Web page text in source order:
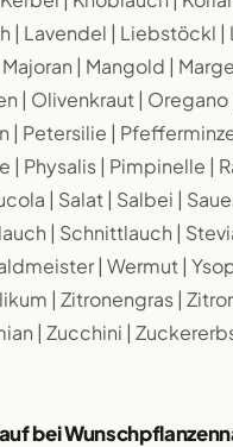
| Lavendel | Liebstöckl |
| Mangold |
| Olivenkraut | Oregano
| Petersilie |
| Physalis | Pimpinelle |
| Salat | Salbei |
| Schnittlauch |
| Wermut |
| Zitronengras |
| Zucchini |
bei